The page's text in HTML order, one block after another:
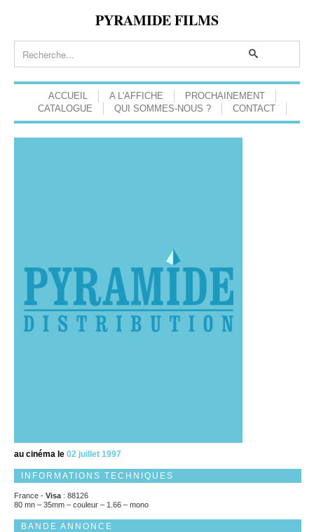
PYRAMIDE FILMS
ACCUEIL A L'AFFICHE
PROCHAINEMENT
CATALOGUE
QUI SOMMES-NOUS ? CONTACT
au cinéma le 02 juillet 1997
INFORMATIONS TECHNIQUES
France - Visa : 88126
80 mn – 35mm – couleur – 1.66 – mono
BANDE ANNONCE